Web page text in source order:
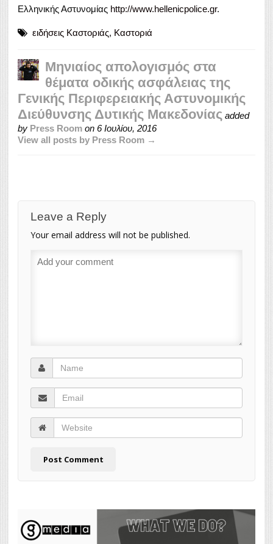
Ελληνικής Αστυνομίας http://www.hellenicpolice.gr.
ειδήσεις Καστοριάς, Καστοριά
Μηνιαίος απολογισμός στα
θέματα οδικής ασφάλειας της
Γενικής Περιφερειακής Αστυνομικής
Διεύθυνσης Δυτικής Μακεδονίας added
by Press Room on 6 Ιουλίου, 2016
View all posts by Press Room →
Leave a Reply
Your email address will not be published.